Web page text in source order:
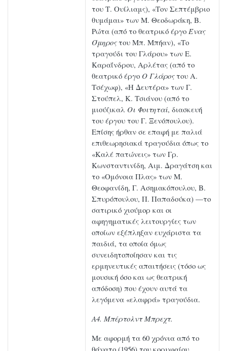
του Τ. Ουίλιαμς), «Τον Σεπτέμβριο
θυμάμαι» των Μ. Θεοδωράκη, Β.
Ρώτα (από το θεατρικό έργο Ένας
Όμηροςτου Μπ. Μπήαν), «Το
τραγούδι του Γλάρου» των Ε.
Καραΐνδρου, Αρλέτας (από το
θεατρικό έργο Ο Γλάροςτου Α.
Τσέχωφ), «Η Δευτέρα» των Γ.
Στούπελ, Κ. Τσιάνου (από το
μιούζικαλ Οι Φοιτηταί, διασκευή
του έργου του Γ. Ξενόπουλου).
Επίσης ήρθαν σε επαφή με παλιά
επιθεωρησιακά τραγούδια όπως το
«Καλέ πατώνεις» των Γρ.
Κωνσταντινίδη, Αιμ. Δραγάτση και
το «Ομόνοια Πλας» των Μ.
Θεοφανίδη, Γ. Ασημακόπουλου, Β.
Σπυρόπουλου, Π. Παπαδούκα) —το
σατιρικό χιούμορ και οι
αφηγηματικές λειτουργίες των
οποίων εξέπληξαν ευχάριστα τα
παιδιά, τα οποία όμως
συνειδητοποίησαν και τις
ερμηνευτικές απαιτήσεις (τόσο ως
μουσική όσο και ως θεατρική
απόδοση) που έχουν αυτά τα
λεγόμενα «ελαφρά» τραγούδια.
Α4. Μπέρτολντ Μπρεχτ.
Με αφορμή τα 60 χρόνια από το